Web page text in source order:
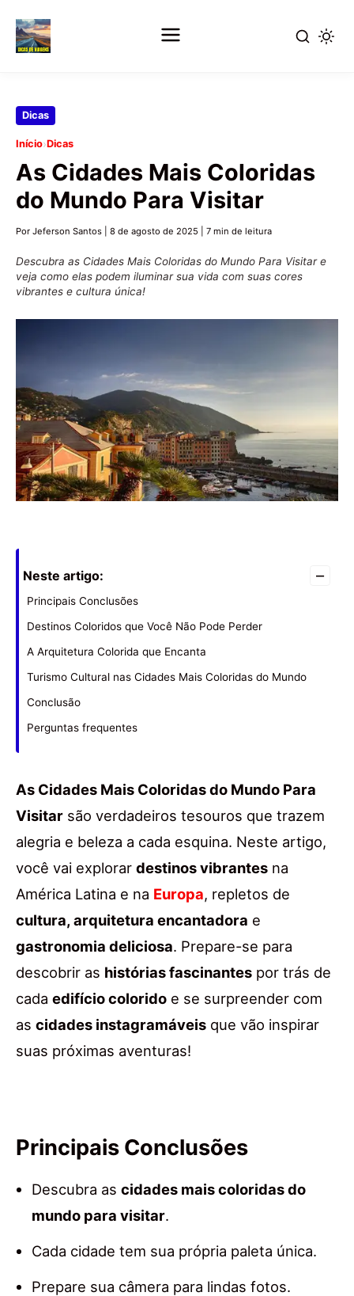
Pular
conteúdo
principal
Dicas
Início›Dicas
As Cidades Mais Coloridas
do Mundo Para Visitar
Por Jeferson Santos 8 de agosto de 2025 7 min de leitura
Descubra as Cidades Mais Coloridas do Mundo Para Visitar e
veja como elas podem iluminar sua vida com suas cores
vibrantes e cultura única!
Neste artigo: –
Principais Conclusões
Destinos Coloridos que Você Não Pode Perder
A Arquitetura Colorida que Encanta
Turismo Cultural nas Cidades Mais Coloridas do Mundo
Conclusão
Perguntas frequentes
As Cidades Mais Coloridas do Mundo Para
Visitar são verdadeiros tesouros que trazem
alegria e beleza a cada esquina. Neste artigo,
você vai explorar destinos vibrantes na
América Latina e na Europa, repletos de
cultura, arquitetura encantadora e
gastronomia deliciosa. Prepare-se para
descobrir as histórias fascinantes por trás de
cada edifício colorido e se surpreender com
as cidades instagramáveis que vão inspirar
suas próximas aventuras!
Principais Conclusões
Descubra as cidades mais coloridas do
mundo para visitar.
Cada cidade tem sua própria paleta única.
Prepare sua câmera para lindas fotos.